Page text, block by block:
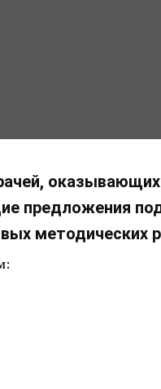
предложения
методических